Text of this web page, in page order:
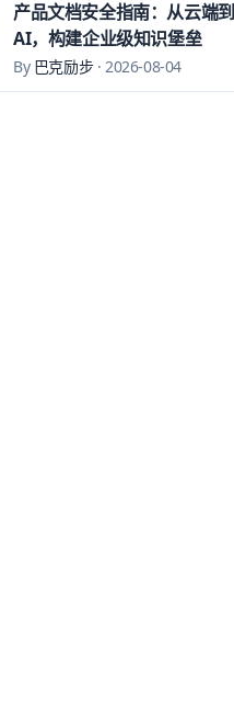
产品文档安全指南：从云端到
AI，构建企业级知识堡垒
By 巴克励步·2026-08-04